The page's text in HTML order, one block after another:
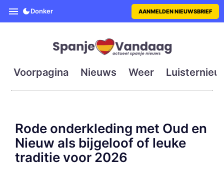
SpanjeVandaag is de eerste
Donker AANMELDEN NIEUWSBRIEF
Voorpagina Nieuws Weer
Rode onderkleding met Oud en
Nieuw als bijgeloof of leuke
traditie voor 2026